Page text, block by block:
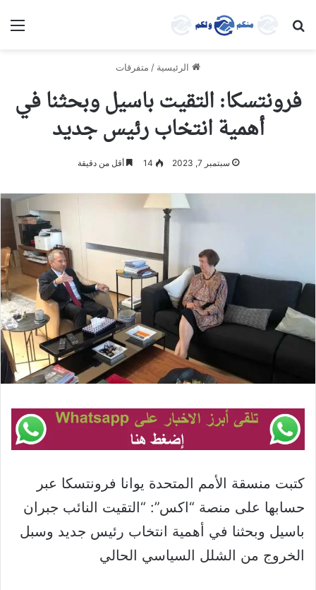
بحث عن
الرئيسية / متفرقات
فرونتسكا: التقيت باسيل وبحثنا في
أهمية انتخاب رئيس جديد
سبتمبر 7, 2023 14 أقل من دقيقة
كتبت منسقة الأمم المتحدة يوانا فرونتسكا عبر
حسابها على منصة “اكس”: “التقيت النائب جبران
باسيل وبحثنا في أهمية انتخاب رئيس جديد وسبل
الخروج من الشلل السياسي الحالي